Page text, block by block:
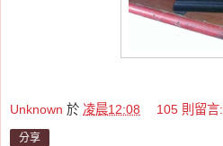
Unknown 於 凌晨12:08 105 則留言:
分享